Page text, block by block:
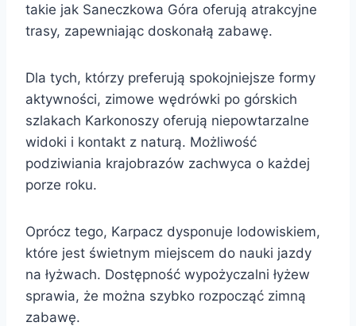
takie jak Saneczkowa Góra oferują atrakcyjne
trasy, zapewniając doskonałą zabawę.
Dla tych, którzy preferują spokojniejsze formy
aktywności, zimowe wędrówki po górskich
szlakach Karkonoszy oferują niepowtarzalne
widoki i kontakt z naturą. Możliwość
podziwiania krajobrazów zachwyca o każdej
porze roku.
Oprócz tego, Karpacz dysponuje lodowiskiem,
które jest świetnym miejscem do nauki jazdy
na łyżwach. Dostępność wypożyczalni łyżew
sprawia, że można szybko rozpocząć zimną
zabawę.